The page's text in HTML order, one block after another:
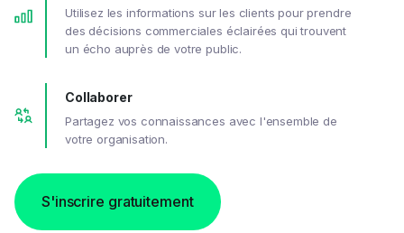
Utilisez les informations sur les clients pour prendre
des décisions commerciales éclairées qui trouvent
un écho auprès de votre public.
Collaborer
Partagez vos connaissances avec l'ensemble de
votre organisation.
S'inscrire gratuitement